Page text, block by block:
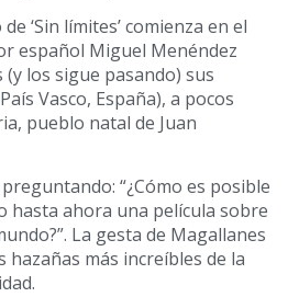
‘Sin límites’ comienza en el
español Miguel Menéndez
los sigue pasando) sus
Vasco, España), a pocos
pueblo natal de Juan
“¿Cómo es posible
hasta ahora una película sobre
La gesta de Magallanes
hazañas más increíbles de la